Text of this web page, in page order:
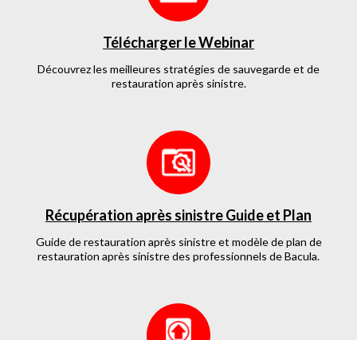
Télécharger le Webinar
Découvrez les meilleures stratégies de sauvegarde et de
restauration après sinistre.
Récupération après sinistre Guide et Plan
Guide de restauration après sinistre et modèle de plan de
restauration après sinistre des professionnels de Bacula.